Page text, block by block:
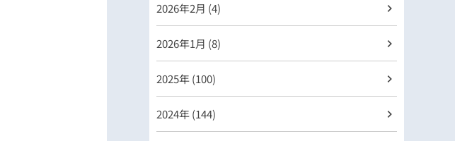
2026年2月 (4)
2026年1月 (8)
2025年 (100)
2024年 (144)